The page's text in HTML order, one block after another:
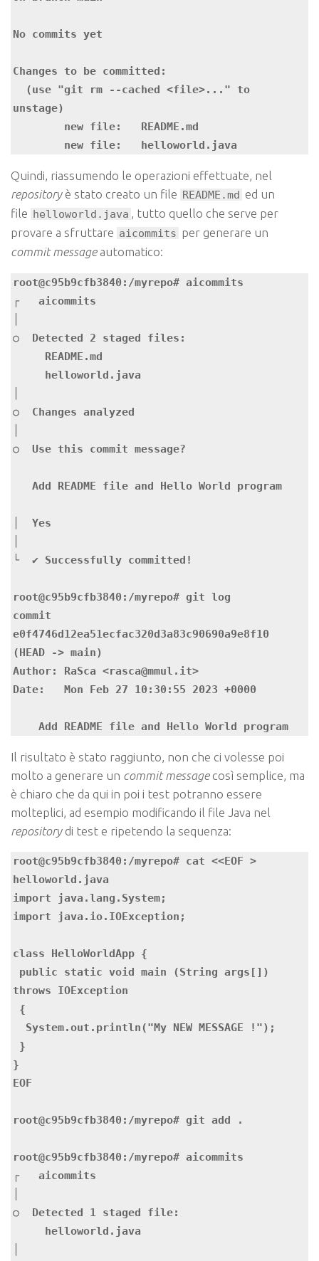
No commits yet
Changes to be committed:
unstage)
	new file:   helloworld.java
Quindi, riassumendo le operazioni effettuate, nel
repositoryè stato creato un file README.md ed un
file helloworld.java , tutto quello che serve per
provare a sfruttare aicommits per generare un
commit messageautomatico:
root@c95b9cfb3840:/myrepo# aicommits
┌   aicommits
○  Detected 2 staged files:
○  Changes analyzed
○  Use this commit message?
│  Yes
└  ✔ Successfully committed!
root@c95b9cfb3840:/myrepo# git log
commit
e0f4746d12ea51ecfac320d3a83c90690a9e8f10
(HEAD -> main)
Author: RaSca <rasca@mmul.it>
Date:   Mon Feb 27 10:30:55 2023 +0000
    Add README file and Hello World program
Il risultato è stato raggiunto, non che ci volesse poi
molto a generare un commit messagecosì semplice, ma
è chiaro che da qui in poi i test potranno essere
molteplici, ad esempio modificando il file Java nel
repositorydi test e ripetendo la sequenza:
root@c95b9cfb3840:/myrepo# cat <<EOF >
helloworld.java
import java.lang.System;
import java.io.IOException;
class HelloWorldApp {
throws IOException
}
EOF
root@c95b9cfb3840:/myrepo# git add .
root@c95b9cfb3840:/myrepo# aicommits
┌   aicommits
○  Detected 1 staged file: